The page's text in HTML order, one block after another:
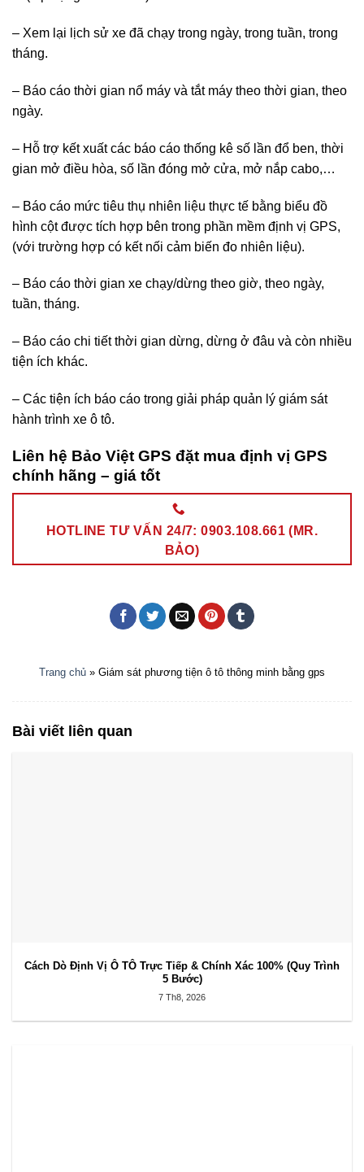
– Xem lại lịch sử xe đã chạy trong ngày, trong tuần, trong
tháng.
– Báo cáo thời gian nổ máy và tắt máy theo thời gian, theo
ngày.
– Hỗ trợ kết xuất các báo cáo thống kê số lần đổ ben, thời
gian mở điều hòa, số lần đóng mở cửa, mở nắp cabo,…
– Báo cáo mức tiêu thụ nhiên liệu thực tế bằng biểu đồ
hình cột được tích hợp bên trong phần mềm định vị GPS,
(với trường hợp có kết nối cảm biến đo nhiên liệu).
– Báo cáo thời gian xe chạy/dừng theo giờ, theo ngày,
tuần, tháng.
– Báo cáo chi tiết thời gian dừng, dừng ở đâu và còn nhiều
tiện ích khác.
– Các tiện ích báo cáo trong giải pháp quản lý giám sát
hành trình xe ô tô.
Liên hệ Bảo Việt GPS đặt mua định vị GPS
chính hãng – giá tốt
HOTLINE TƯ VẤN 24/7: 0903.108.661 (MR.
BẢO)
Trang chủ » Giám sát phương tiện ô tô thông minh bằng gps
Bài viết liên quan
Cách Dò Định Vị Ô TÔ Trực Tiếp & Chính Xác 100% (Quy Trình
5 Bước)
7 Th8, 2026